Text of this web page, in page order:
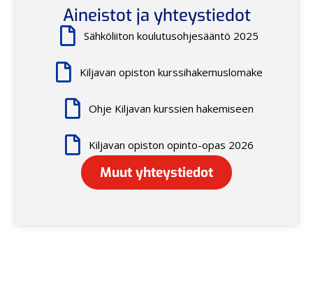
Aineistot ja yhteystiedot
Sähköliiton koulutusohjesääntö 2025
Kiljavan opiston kurssihakemuslomake
Ohje Kiljavan kurssien hakemiseen
Kiljavan opiston opinto-opas 2026
Muut yhteystiedot